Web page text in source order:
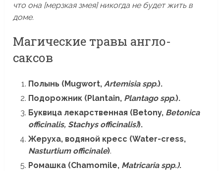
что она [мерзкая змея] никогда не будет жить в
доме.
Магические травы англо-
саксов
Полынь (Mugwort, Artemisia spp.).
Подорожник (Plantain, Plantago spp.).
Буквица лекарственная (Betony, Betonica
officinalis, Stachys officinalis)).
Жеруха, водяной кресс (Water-cress,
Nasturtium officinale).
Ромашка (Chamomile, Matricaria spp.).